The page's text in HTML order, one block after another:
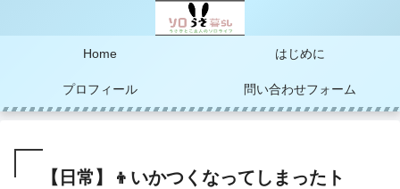
Home はじめに
プロフィール 問い合わせフォーム
【日常】👦いかつくなってしまったト